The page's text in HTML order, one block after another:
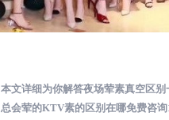
本文详细为你解答夜场荤素真空区
总会荤的KTV素的区别在哪免费咨询